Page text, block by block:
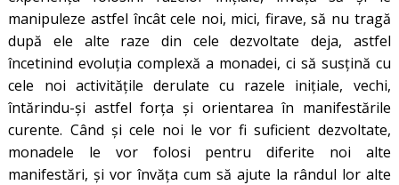
manipuleze astfel încât cele noi, mici, firave, să nu tragă
după ele alte raze din cele dezvoltate deja, astfel
încetinind evoluția complexă a monadei, ci să susțină cu
cele noi activitățile derulate cu razele inițiale, vechi,
întărindu-și astfel forța și orientarea în manifestările
curente. Când și cele noi le vor fi suficient dezvoltate,
monadele le vor folosi pentru diferite noi alte
manifestări, și vor învăța cum să ajute la rândul lor alte